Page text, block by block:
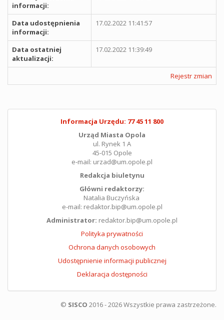
informacji:
Data udostępnienia
informacji:
17.02.2022 11:41:57
Data ostatniej
aktualizacji:
17.02.2022 11:39:49
Rejestr zmian
Informacja Urzędu: 77 45 11 800
Urząd Miasta Opola
ul. Rynek 1 A
45-015 Opole
e-mail: urzad@um.opole.pl
Redakcja biuletynu
Główni redaktorzy:
Natalia Buczyńska
e-mail: redaktor.bip@um.opole.pl
Administrator: redaktor.bip@um.opole.pl
Polityka prywatności
Ochrona danych osobowych
Udostępnienie informacji publicznej
Deklaracja dostępności
© SISCO 2016 - 2026 Wszystkie prawa zastrzeżone.